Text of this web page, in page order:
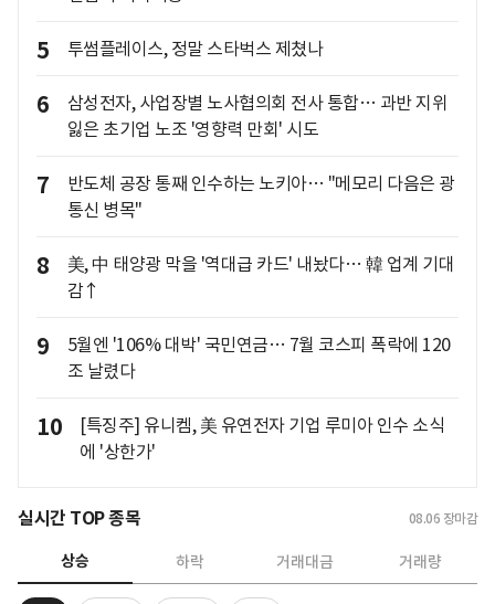
5 투썸플레이스, 정말 스타벅스 제쳤나
6
삼성전자, 사업장별 노사협의회 전사 통합… 과반 지위
잃은 초기업 노조 '영향력 만회' 시도
7
반도체 공장 통째 인수하는 노키아… "메모리 다음은 광
통신 병목"
8
美, 中 태양광 막을 '역대급 카드' 내놨다… 韓 업계 기대
감↑
9
5월엔 '106% 대박' 국민연금… 7월 코스피 폭락에 120
조 날렸다
10
[특징주] 유니켐, 美 유연전자 기업 루미아 인수 소식
에 '상한가'
실시간 TOP 종목 08.06 장마감
상승 하락 거래대금 거래량